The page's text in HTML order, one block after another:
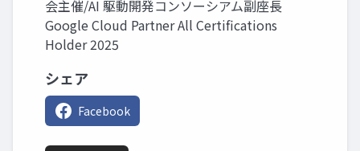
会主催/AI 駆動開発コンソーシアム副座長
Google Cloud Partner All Certifications
Holder 2025
シェア
Facebook